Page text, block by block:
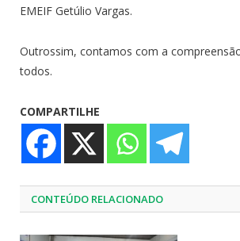
EMEIF Getúlio Vargas.
Outrossim, contamos com a
todos.
COMPARTILHE
CONTEÚDO RELACIONADO